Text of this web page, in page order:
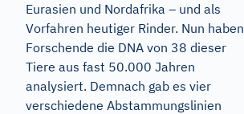
Eurasien und Nordafrika – und als
Vorfahren heutiger Rinder. Nun haben
Forschende die DNA von 38 dieser
Tiere aus fast 50.000 Jahren
analysiert. Demnach gab es vier
verschiedene Abstammungslinien